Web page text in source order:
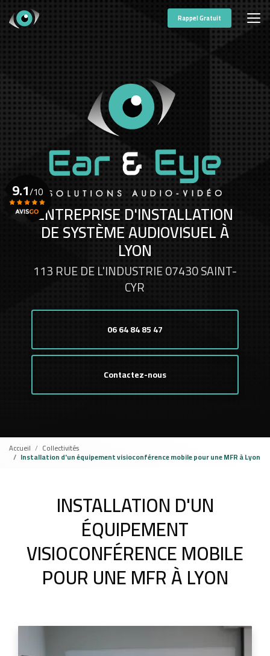
contenu
Rappel Gratuit
ENTREPRISE D'INSTALLATION
DE SYSTÈME AUDIOVISUEL À
LYON
113 RUE DE L'INDUSTRIE 07430 SAINT-
CYR
06 64 84 85 47
Contactez-nous
9.1/10
Voir le certificat
Accueil Collectivités
Installation d'un équipement visioconférence mobile pour une MFR à Lyon
INSTALLATION D'UN
ÉQUIPEMENT
VISIOCONFÉRENCE MOBILE
POUR UNE MFR À LYON